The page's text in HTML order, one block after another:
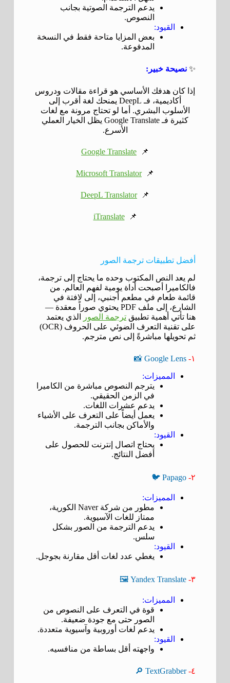
يدعم الترجمة الصوتية بجانب
النصوص.
القيود:
بعض المزايا متاحة فقط في النسخة
المدفوعة.
✨نصيحة خبير:
إذا كان هدفك الأساسي هو قراءة مقالات ودروس
أكاديمية، فـ DeepL يمنحك لغة أقرب إلى
الأسلوب البشري. أما لو تحتاج مرونة مع لغات
كثيرة فـ Google Translate يظل الخيار العملي
الأسرع.
📌
Google Translate
📌
Microsoft Translator
📌
DeepL Translator
📌
iTranslate
أفضل تطبيقات ترجمة الصور
لم يعد النص المكتوب وحده ما يحتاج إلى ترجمة،
فالكاميرا أصبحت أداة يومية لفهم العالم. من
قائمة طعام في مطعم أجنبي، إلى لافتة في
الشارع، إلى ملف PDF يحتوي صوراً معقدة —
هنا تأتي أهمية تطبيق ترجمة الصور
الذي يعتمد
على تقنية التعرف الضوئي على الحروف (OCR)
ثم تحويلها مباشرةً إلى نص مترجم.
١- Google Lens 📸
المميزات:
يترجم النصوص مباشرة من الكاميرا
في الزمن الحقيقي.
يدعم عشرات اللغات.
يعمل أيضاً على التعرف على الأشياء
والأماكن بجانب الترجمة.
القيود:
يحتاج اتصال إنترنت للحصول على
أفضل النتائج.
٢- Papago 🐦
المميزات:
مطور من شركة Naver الكورية،
ممتاز للغات الآسيوية.
يدعم الترجمة من الصور بشكل
سلس.
القيود:
يغطي عدد لغات أقل مقارنة بجوجل.
٣- Yandex Translate 🖼️
المميزات:
قوة في التعرف على النصوص من
الصور حتى مع جودة ضعيفة.
يدعم لغات أوروبية وآسيوية متعددة.
القيود:
واجهته أقل بساطة من منافسيه.
٤- TextGrabber 🔎